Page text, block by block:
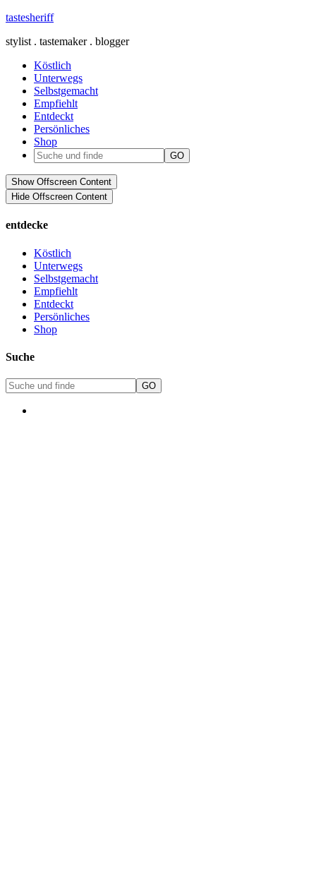
tastesheriff
stylist . tastemaker . blogger
Köstlich
Unterwegs
Selbstgemacht
Empfiehlt
Entdeckt
Persönliches
Shop
Show Offscreen Content
Hide Offscreen Content
entdecke
Köstlich
Unterwegs
Selbstgemacht
Empfiehlt
Entdeckt
Persönliches
Shop
Suche